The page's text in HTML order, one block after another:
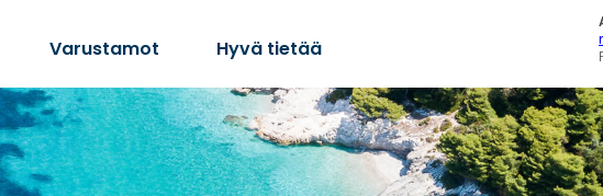
Varustamot Hyvä tietää